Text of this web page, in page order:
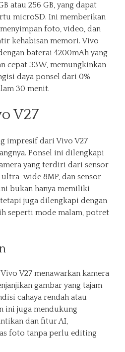
atau 256 GB, yang dapat
microSD. Ini memberikan
foto, video, dan
kehabisan memori. Vivo
baterai 4200mAh yang
cepat 33W, memungkinkan
daya ponsel dari 0%
30 menit.
V27
impresif dari Vivo V27
Ponsel ini dilengkapi
yang terdiri dari sensor
ultra-wide 8MP, dan sensor
bukan hanya memiliki
juga dilengkapi dengan
seperti mode malam, potret
V27 menawarkan kamera
gambar yang tajam
cahaya rendah atau
ini juga mendukung
dan fitur AI,
foto tanpa perlu editing